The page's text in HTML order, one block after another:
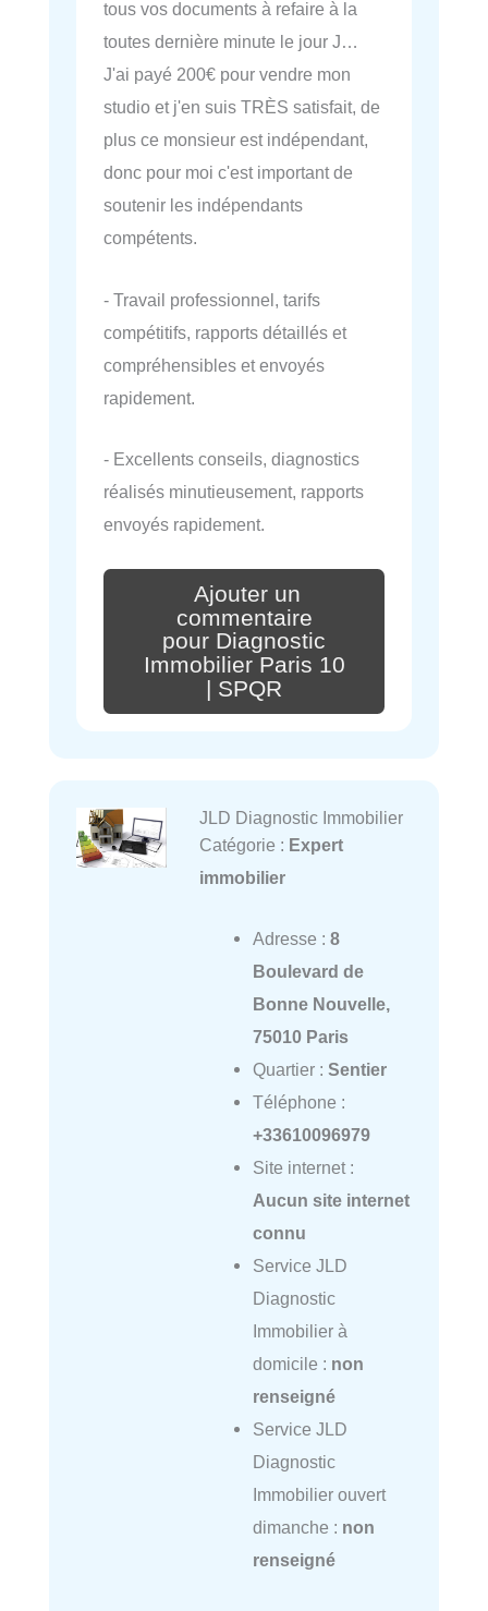
tous vos documents à refaire à la
toutes dernière minute le jour J…
J'ai payé 200€ pour vendre mon
studio et j'en suis TRÈS satisfait, de
plus ce monsieur est indépendant,
donc pour moi c'est important de
soutenir les indépendants
compétents.
- Travail professionnel, tarifs
compétitifs, rapports détaillés et
compréhensibles et envoyés
rapidement.
- Excellents conseils, diagnostics
réalisés minutieusement, rapports
envoyés rapidement.
Ajouter un
commentaire
pour Diagnostic
Immobilier Paris 10
| SPQR
JLD Diagnostic Immobilier
Catégorie : Expert
immobilier
Adresse : 8
Boulevard de
Bonne Nouvelle,
75010 Paris
Quartier : Sentier
Téléphone :
+33610096979
Site internet :
Aucun site internet
connu
Service JLD
Diagnostic
Immobilier à
domicile : non
renseigné
Service JLD
Diagnostic
Immobilier ouvert
dimanche : non
renseigné